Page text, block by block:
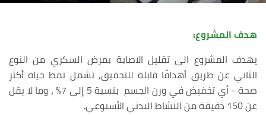
هدف المشروع:
يهدف المشروع الى تقليل الاصابة بمرض السكري من النوع
الثاني عن طريق أهدافًا قابلة للتحقيق, تشمل نمط حياة أكثر
صحة - أي تخفيض في وزن الجسم بنسبة 5 إلى 7٪ ، وما لا يقل
عن 150 دقيقة من النشاط البدني الأسبوعي.